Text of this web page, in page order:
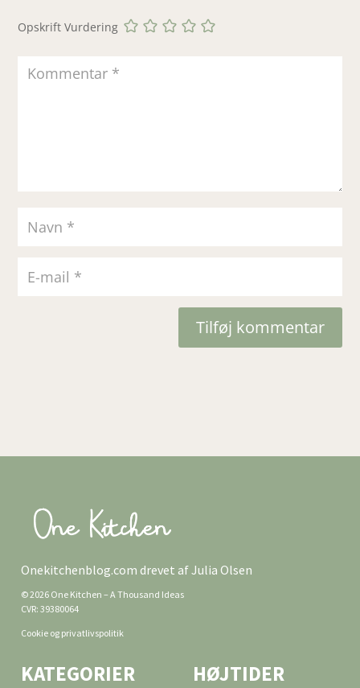
Opskrift Vurdering
Tilføj kommentar
Onekitchenblog.com drevet af Julia Olsen
© 2026 One Kitchen – A Thousand Ideas
CVR: 39380064
Cookie og privatlivspolitik
KATEGORIER HØJTIDER